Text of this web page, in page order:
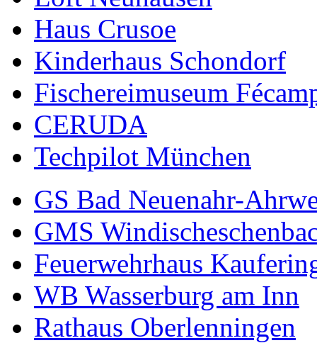
Haus Crusoe
Kinderhaus Schondorf
Fischereimuseum
CERUDA
Techpilot München
GS Bad Neuenahr-
GMS
Feuerwehrhaus
WB Wasserburg am Inn
Rathaus Oberlenningen